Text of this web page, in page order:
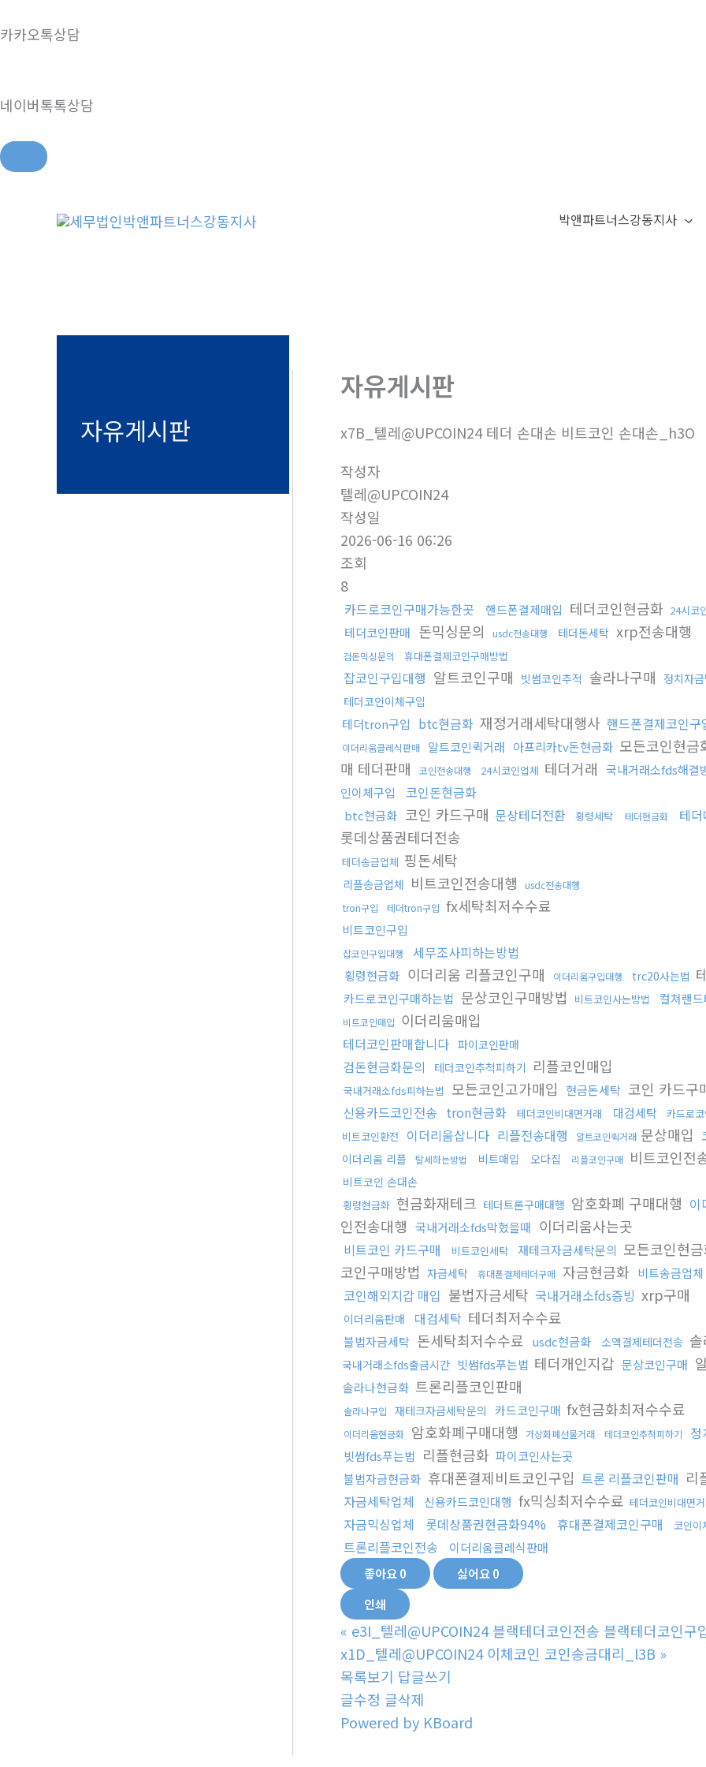
카카오톡상담
네이버톡톡상담
박앤파트너스강동지사
자유게시판
자유게시판
x7B_텔레@UPCOIN24 테더 손대손 비트코인 손대손_h3O
작성자
텔레@UPCOIN24
작성일
2026-06-16 06:26
조회
8
카드로코인구매가능한곳 핸드폰결제매입 테더코인현금화 24시코
테더코인판매 돈믹싱문의 usdc전송대행 테더돈세탁 xrp전송대행
검돈믹싱문의 휴대폰결제코인구매방법
잡코인구입대행 알트코인구매 빗썸코인추적 솔라나구매 정치자
테더코인이체구입
테더tron구입 btc현금화 재정거래세탁대행사 핸드폰결제코인구
이더리움클레식판매 알트코인퀵거래 아프리카tv돈현금화 모든코인현금
매 테더판매
코인전송대행 24시코인업체 테더거래 국내거래소fds해결
인이체구입
코인돈현금화
btc현금화 코인 카드구매 문상테더전환 횡령세탁 테더현금화 테
롯데상품권테더전송
테더송금업체 핑돈세탁
리플송금업체 비트코인전송대행
usdc전송대행
tron구입
테더tron구입 fx세탁최저수수료
비트코인구입
잡코인구입대행 세무조사피하는방법
횡령현금화 이더리움 리플코인구매 이더리움구입대행 trc20사는법
카드로코인구매하는법 문상코인구매방법 비트코인사는방법 컬쳐랜
비트코인매입 이더리움매입
테더코인판매합니다 파이코인판매
검돈현금화문의 테더코인추척피하기 리플코인매입
국내거래소fds피하는법 모든코인고가매입 현금돈세탁 코인 카드구
신용카드코인전송 tron현금화 테더코인비대면거래 대검세탁
카드로
비트코인환전
이더리움삽니다 리플전송대행 알트코인퀵거래 문상매입
이더리움 리플 탈세하는방법 비트매입 오다집 리플코인구매 비트코인전
비트코인 손대손
횡령현금화 현금화재테크 테더트론구매대행 암호화폐 구매대행 이
인전송대행 국내거래소fds막혔을때 이더리움사는곳
비트코인 카드구매 비트코인세탁 재테크자금세탁문의 모든코인현
코인구매방법 자금세탁 휴대폰결제테더구매 자금현금화 비트송금업체
코인해외지갑 매입 불법자금세탁 국내거래소fds증빙 xrp구매
이더리움판매 대검세탁 테더최저수수료
불법자금세탁 돈세탁최저수수료 usdc현금화 소액결제테더전송
국내거래소fds출금시간 빗썸fds푸는법 테더개인지갑 문상코인구매
솔라나현금화 트론리플코인판매
솔라나구입 재테크자금세탁문의 카드코인구매 fx현금화최저수수료
이더리움현금화 암호화폐구매대행 가상화폐선물거래 테더코인추척피하기
빗썸fds푸는법 리플현금화 파이코인사는곳
불법자금현금화 휴대폰결제비트코인구입 트론 리플코인판매 리
자금세탁업체 신용카드코인대행 fx믹싱최저수수료 테더코인비대면
자금믹싱업체 롯데상품권현금화94% 휴대폰결제코인구매 코인이
트론리플코인전송
이더리움클레식판매
좋아요0 싫어요0
인쇄
« e3I_텔레@UPCOIN24 블랙테더코인전송 블랙테더코인구
x1D_텔레@UPCOIN24 이체코인 코인송금대리_l3B »
목록보기 답글쓰기
글수정 글삭제
Powered by KBoard